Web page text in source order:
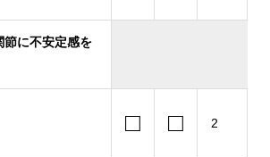
節に不安定感を
□ □ 2